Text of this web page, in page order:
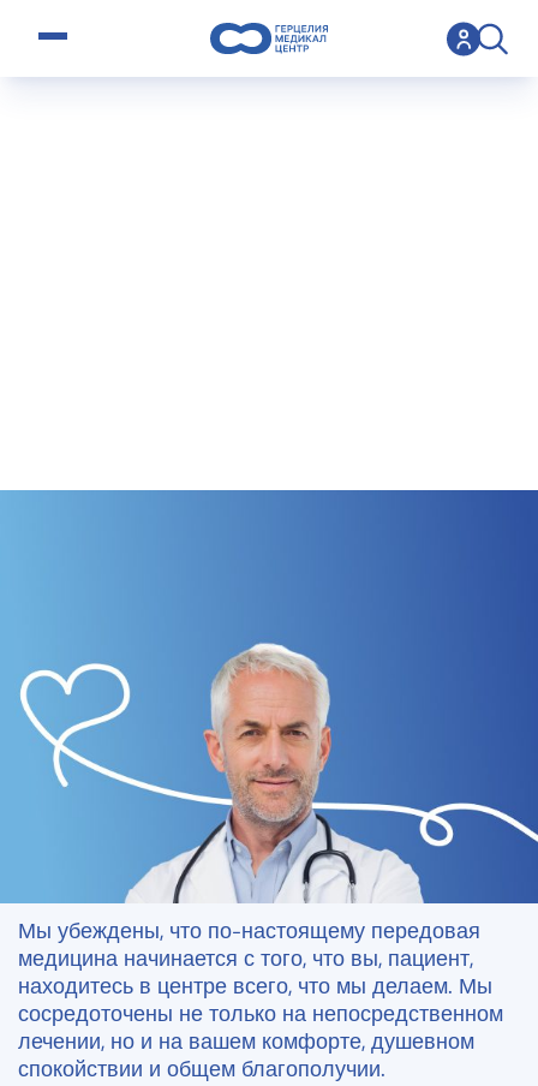
преданность вашему здоровью
Герцелия Медикал Центр был основан почти 40
лет назад с ясной миссией: предоставлять
высококачественную частную медицинскую
помощь как жителям Израиля, так и пациентам
из-за границы на самом высоком уровне,
стремясь улучшить здоровье и качество жизни
каждого пациента.
Мы убеждены, что по-настоящему передовая
медицина начинается с того, что вы, пациент,
находитесь в центре всего, что мы делаем. Мы
сосредоточены не только на непосредственном
лечении, но и на вашем комфорте, душевном
спокойствии и общем благополучии.